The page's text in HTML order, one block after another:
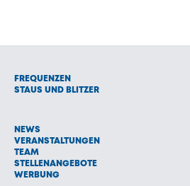
FREQUENZEN
STAUS UND BLITZER
NEWS
VERANSTALTUNGEN
TEAM
STELLENANGEBOTE
WERBUNG